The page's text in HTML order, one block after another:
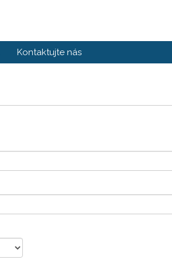
Kontaktujte nás